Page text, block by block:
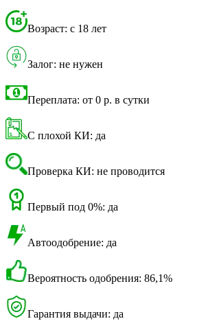
Возраст: с 18 лет
Залог: не нужен
Переплата: от 0 р. в сутки
С плохой КИ: да
Проверка КИ: не проводится
Первый под 0%: да
Автоодобрение: да
Вероятность одобрения: 86,1%
Гарантия выдачи: да